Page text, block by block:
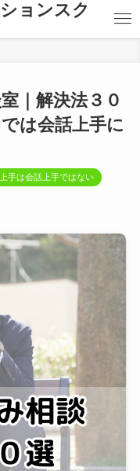
ョンスク
｜解決法３０
は会話上手に
手は会話上手ではない